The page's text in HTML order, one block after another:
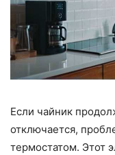
Если чайник
отключается,
термостатом. Этот